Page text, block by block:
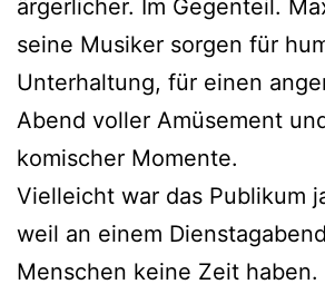
ärgerlicher. Im Gegenteil.
seine Musiker sorgen für
Unterhaltung, für einen
Abend voller Amüsement
komischer Momente.
Vielleicht war das Publikum
weil an einem
Menschen keine Zeit haben.